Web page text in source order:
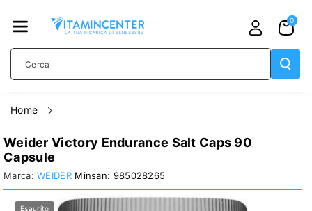
AI CONTE
Cerca
0
home
Weider Victory Endurance Salt Caps 90
Capsule
WEIDER 985028265
Esaurito
PASSA ALLE
INFORMAZIONI